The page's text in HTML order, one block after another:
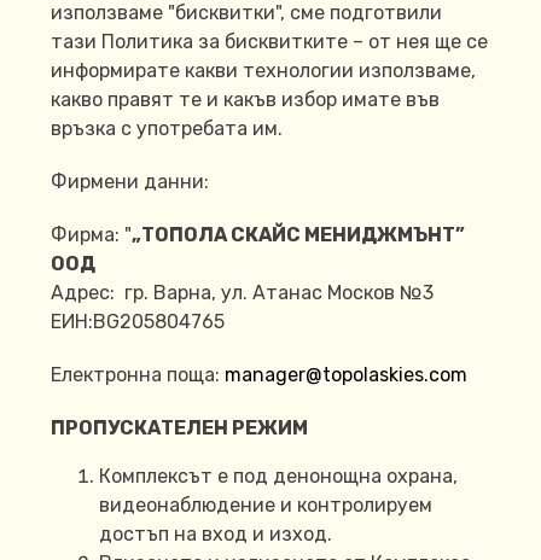
използваме "бисквитки", сме подготвили
тази Политика за бисквитките – от нея ще се
информирате какви технологии използваме,
какво правят те и какъв избор имате във
връзка с употребата им.
Фирмени данни:
Фирма: "„ТОПОЛА СКАЙС МЕНИДЖМЪНТ”
ООД
Адрес: гр. Варна, ул. Атанас Москов №3
ЕИН:BG205804765
Електронна поща: manager@topolaskies.com
ПРОПУСКАТЕЛЕН РЕЖИМ
Комплексът е под денонощна охрана,
видеонаблюдение и контролируем
достъп на вход и изход.